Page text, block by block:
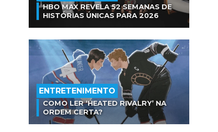
HBO MAX REVELA 52 SEMANAS DE
HISTÓRIAS ÚNICAS PARA 2026
ENTRETENIMENTO
COMO LER ‘HEATED RIVALRY’ NA
ORDEM CERTA?